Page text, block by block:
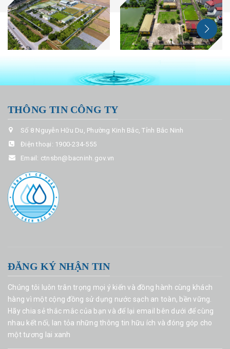
THÔNG TIN CÔNG TY
Số 8 Nguyễn Hữu Du, Phường Kinh Bắc, Tỉnh Bắc Ninh
Điện thoại: 1900-234-555
Email: ctnsbn@bacninh.gov.vn
ĐĂNG KÝ NHẬN TIN
Chúng tôi luôn trân trọng mọi ý kiến và đồng hành cùng khách
hàng vì một cộng đồng sử dụng nước sạch an toàn, bền vững.
Hãy chia sẻ thắc mắc của bạn và để lại email bên dưới để cùng
nhau kết nối, lan tỏa những thông tin hữu ích và đóng góp cho
một tương lai xanh